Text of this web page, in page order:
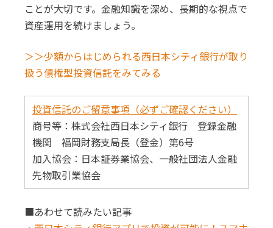
ことが大切です。金融知識を深め、長期的な視点で
資産運用を続けましょう。
＞＞少額からはじめられる西日本シティ銀行が取り
扱う債権型投資信託をみてみる
投資信託のご留意事項（必ずご確認ください）
商号等：株式会社西日本シティ銀行 登録金融
機関 福岡財務支局長（登金）第6号
加入協会：日本証券業協会、一般社団法人金融
先物取引業協会
■あわせて読みたい記事